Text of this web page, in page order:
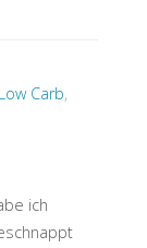
Low Carb,
ich